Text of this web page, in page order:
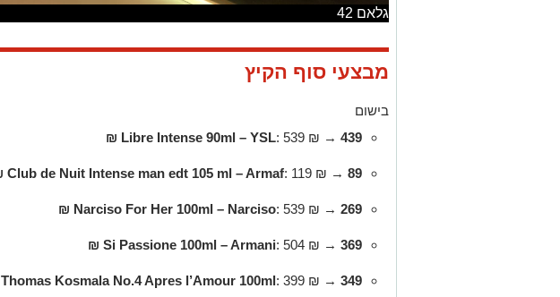
גלאם 42
מבצעי סוף הקיץ
בישום
Libre Intense 90ml – YSL: 539 ₪ → 439 ₪
Club de Nuit Intense man edt 105 ml – Armaf: 119 ₪ → 89 ₪
Narciso For Her 100ml – Narciso: 539 ₪ → 269 ₪
Si Passione 100ml – Armani: 504 ₪ → 369 ₪
Thomas Kosmala No.4 Apres l’Amour 100ml: 399 ₪ → 349 ₪